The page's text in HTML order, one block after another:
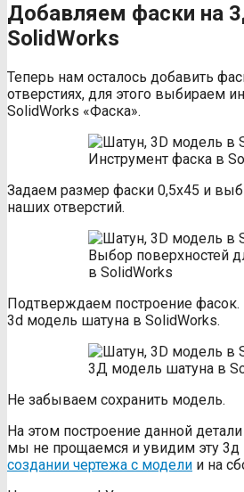
Добавляем фаски на
SolidWorks
Теперь нам осталось добавить
отверстиях, для этого выбираем
SolidWorks «Фаска».
Инструмент фаска в
Задаем размер фаски 0,5х45 и
наших отверстий.
Выбор поверхностей
в SolidWorks
Подтверждаем построение
3d модель шатуна в SolidWorks.
3Д модель шатуна в
Не забываем сохранить модель.
На этом построение данной
мы не прощаемся и увидим эту 3д
создании чертежа с модели и на